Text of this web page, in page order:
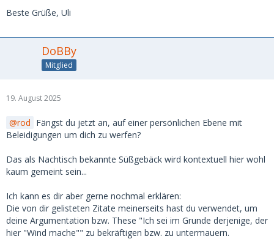
Beste Grüße, Uli
DoBBy
Mitglied
19. August 2025
rod Fängst du jetzt an, auf einer persönlichen Ebene mit
Beleidigungen um dich zu werfen?
Das als Nachtisch bekannte Süßgebäck wird kontextuell hier wohl
kaum gemeint sein...
Ich kann es dir aber gerne nochmal erklären:
Die von dir gelisteten Zitate meinerseits hast du verwendet, um
deine Argumentation bzw. These "Ich sei im Grunde derjenige, der
hier "Wind mache"" zu bekräftigen bzw. zu untermauern.